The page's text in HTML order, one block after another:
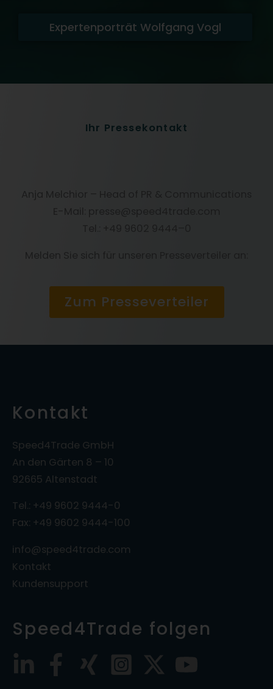
Expertenporträt Wolfgang Vogl
Ihr Pressekontakt
Anja Melchior – Head of PR & Communications
Zum Presseverteiler
Kontakt
Speed4Trade GmbH
An den Gärten 8 – 10
92665 Altenstadt
Tel.: +49 9602 9444-0
Fax: +49 9602 9444-100
info@speed4trade.com
Kontakt
Kundensupport
Speed4Trade folgen